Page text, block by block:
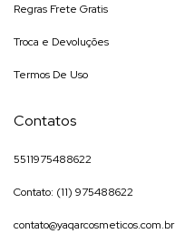
Regras Frete Gratis
Troca e Devoluções
Termos De Uso
Contatos
5511975488622
Contato: (11) 975488622
contato@yaqarcosmeticos.com.br